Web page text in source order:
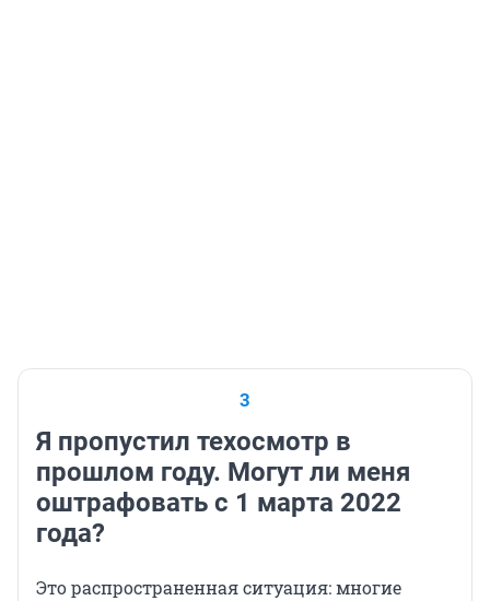
3
Я пропустил техосмотр в
прошлом году. Могут ли меня
оштрафовать с 1 марта 2022
года?
Это распространенная ситуация: многие